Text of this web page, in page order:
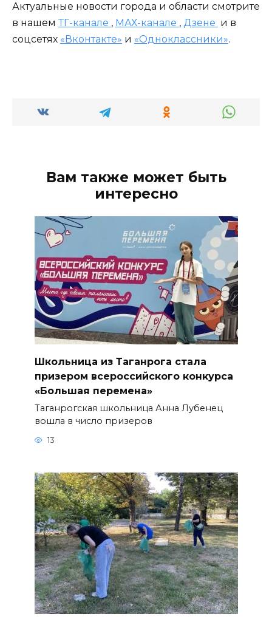
Актуальные новости города и области смотрите
в нашем ТГ-канале , МАХ-канале , Дзене и в
соцсетях «Вконтакте» и «Одноклассники».
Вам также может быть
интересно
Школьница из Таганрога стала
призером всероссийского конкурса
«Большая перемена»
Таганрогская школьница Анна Лубенец
вошла в число призеров
13